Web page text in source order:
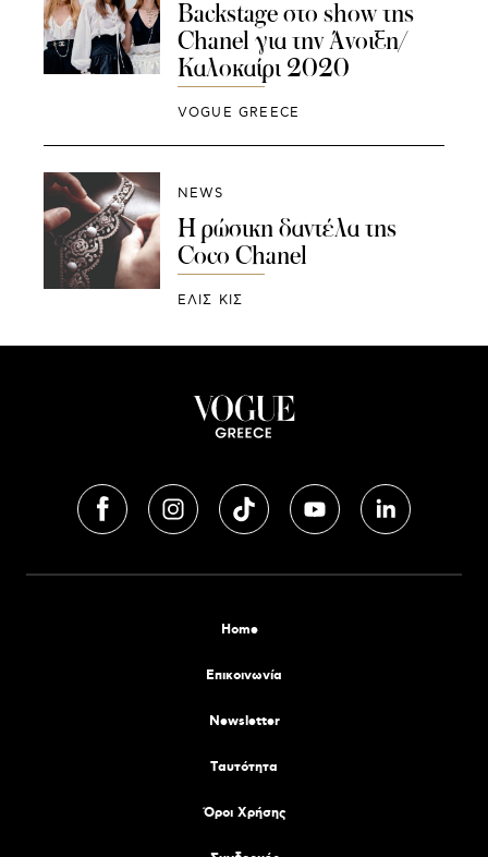
Backstage στο show της
Chanel για την Άνοιξη/
Καλοκαίρι 2020
VOGUE GREECE
NEWS
Η ρώσικη δαντέλα της
Coco Chanel
ΕΛΙΣ ΚΙΣ
Home
Επικοινωνία
Newsletter
Tαυτότητα
Όροι Χρήσης